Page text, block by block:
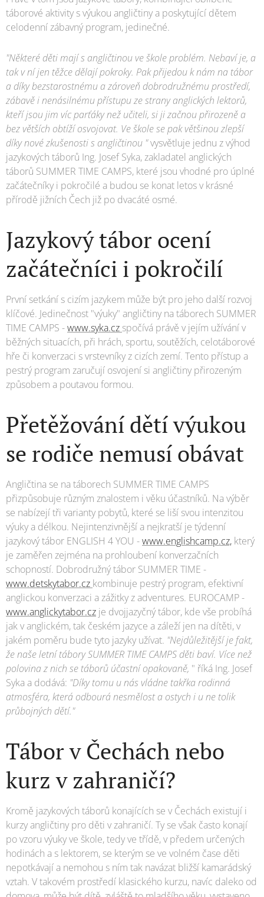
táborové aktivity s výukou angličtiny a poskytující dětem
celodenní zábavný program, jedinečné.
"Některé děti mají s angličtinou ve škole problém. Nebaví je, a
tak v ní jen těžce dělají pokroky. Pak přijedou k nám na tábor
a díky bezstarostnému a zároveň dobrodružnému prostředí,
zábavě i nenásilnému přístupu ze strany anglických lektorů,
kteří jsou jim víc parťáky než učiteli, si ji začnou přirozeně a
bez větších obtíží osvojovat. Ve škole se pak většinou zlepší
díky nové zkušenosti s angličtinou "vysvětluje jednu z výhod
jazykových táborů Ing. Josef Syka, zakladatel anglických
táborů SUMMER TIME CAMPS, které jsou vhodné pro úplné
začátečníky i pokročilé a budou se konat letos v krásné
přírodě jižních Čech již po dvacáté osmé.
Jazykový tábor ocení
začátečníci i pokročilí
První setkání s cizím jazykem může být pro jeho další rozvoj
klíčové. Jedinečnost "výuky" angličtiny na táborech SUMMER
TIME CAMPS -www.syka.cz spočívá právě v jejím užívání v
běžných situacích, při hrách, sportu, soutěžích, celotáborové
hře či konverzaci s vrstevníky z cizích zemí. Tento přístup a
pestrý program zaručují osvojení si angličtiny přirozeným
způsobem a poutavou formou.
Přetěžování dětí výukou
se rodiče nemusí obávat
Angličtina se na táborech SUMMER TIME CAMPS
přizpůsobuje různým znalostem i věku účastníků. Na výběr
se nabízejí tři varianty pobytů, které se liší svou intenzitou
výuky a délkou. Nejintenzivnější a nejkratší je týdenní
jazykový tábor ENGLISH 4 YOU -www.englishcamp.cz, který
je zaměřen zejména na prohloubení konverzačních
schopností. Dobrodružný tábor SUMMER TIME -
www.detskytabor.cz kombinuje pestrý program, efektivní
anglickou konverzaci a zážitky z adventures. EUROCAMP -
www.anglickytabor.cz je dvojjazyčný tábor, kde vše probíhá
jak v anglickém, tak českém jazyce a záleží jen na dítěti, v
jakém poměru bude tyto jazyky užívat. "Nejdůležitější je fakt,
že naše letní tábory SUMMER TIME CAMPS děti baví. Více než
polovina z nich se táborů účastní opakovaně, " říká Ing. Josef
Syka a dodává: "Díky tomu u nás vládne takřka rodinná
atmosféra, která odbourá nesmělost a ostych i u ne tolik
průbojných dětí."
Tábor v Čechách nebo
kurz v zahraničí?
Kromě jazykových táborů konajících se v Čechách existují i
kurzy angličtiny pro děti v zahraničí. Ty se však často konají
po vzoru výuky ve škole, tedy ve třídě, v předem určených
hodinách a s lektorem, se kterým se ve volném čase děti
nepotkávají a nemohou s ním tak navázat bližší kamarádský
vztah. V takovém prostředí klasického kurzu, navíc daleko od